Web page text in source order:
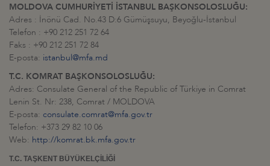
MOLDOVA CUMHURİYETİ İSTANBUL BAŞKONSOLOSLUĞU:
Adres : İnönü Cad. No.43 D:6 Gümüşsuyu, Beyoğlu-İstanbul
Telefon : +90 212 251 72 64
Faks : +90 212 251 72 84
E-posta: istanbul@mfa.md
T.C. KOMRAT BAŞKONSOLOSLUĞU:
Adres: Consulate General of the Republic of Türkiye in Comrat
Lenin St. Nr: 238, Comrat / MOLDOVA
E-posta: consulate.comrat@mfa.gov.tr
Telefon: +373 29 82 10 06
Web: http://komrat.bk.mfa.gov.tr
T.C. TAŞKENT BÜYÜKELÇİLİĞİ